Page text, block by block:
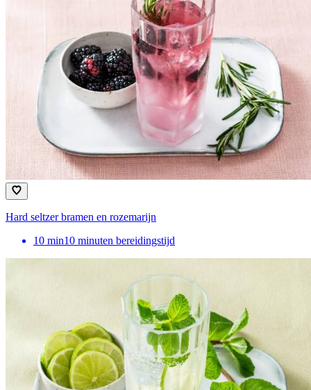
Hard seltzer bramen en rozemarijn
10 min10 minuten bereidingstijd